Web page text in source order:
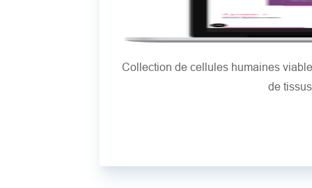
Collection de cellules humaines
de